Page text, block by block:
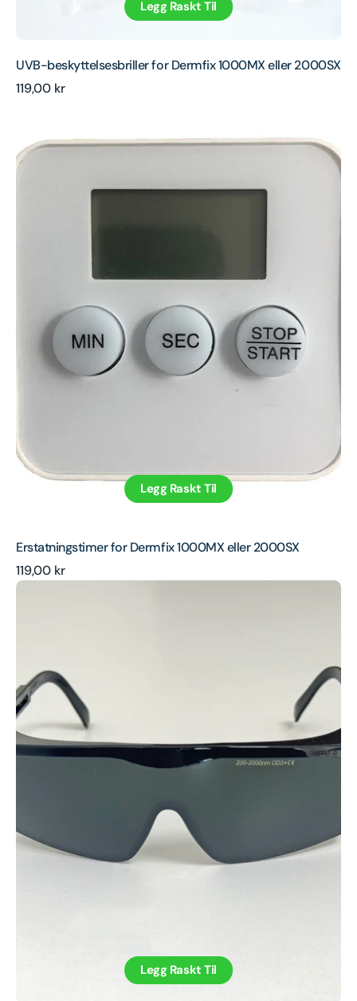
Legg Raskt Til
UVB-beskyttelsesbriller for Dermfix 1000MX eller 2000SX
Ordinær
119,00 kr
Dermfix
1000MX
Legg Raskt Til
Erstatningstimer for Dermfix 1000MX eller 2000SX
Ordinær
pris
119,00 kr
Justerbare
2000
nm
Legg Raskt Til